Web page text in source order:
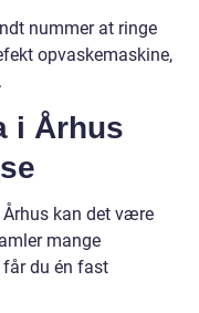
nummer at ringe
opvaskemaskine,
i Århus
kan det være
mange
får du én fast